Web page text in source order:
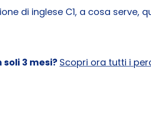
di inglese C1, a cosa serve,
3 mesi? Scopri ora tutti i